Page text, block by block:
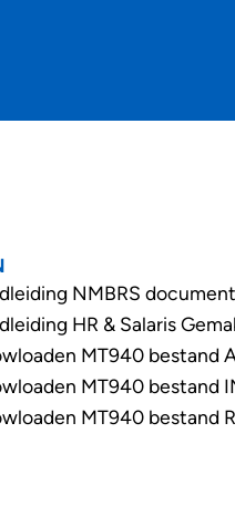
NMBRS
HR & Salaris
MT940 bestand
MT940 bestand
MT940 bestand